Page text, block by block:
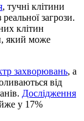
, тучні клітини
загрози.
клітин
який може
захворювань, а
від
Дослідження
у 17%